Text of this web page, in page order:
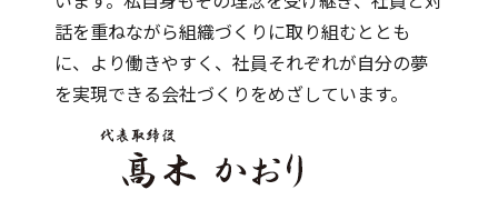
話を重ねながら組織づくりに取り組むととも
に、より働きやすく、社員それぞれが自分の夢
を実現できる会社づくりをめざしています。